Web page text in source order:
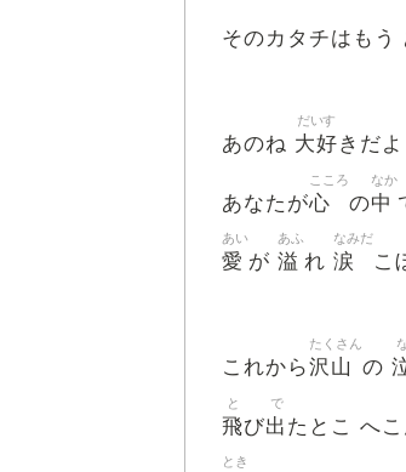
そのカタチはもう
あのね 大好
だいす
きだよ
あなたが心
こころ
の中
なか
愛
あい
が 溢
あふ
れ 涙
なみだ
こ
これから沢山
たくさん
の
飛
と
び出
で
たとこ へ
とき